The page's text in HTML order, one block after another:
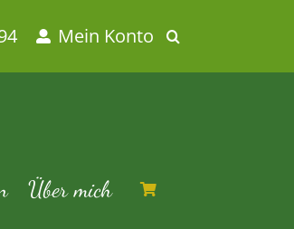
Mein Konto
Über mich